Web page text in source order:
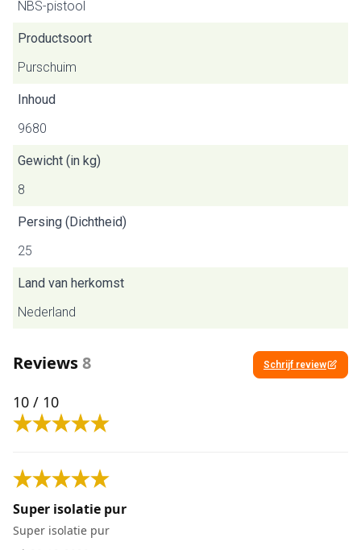
NBS-pistool
Productsoort
Purschuim
Inhoud
9680
Gewicht (in kg)
8
Persing (Dichtheid)
25
Land van herkomst
Nederland
Reviews8 Schrijf review
10 / 10
Super isolatie pur
Super isolatie pur